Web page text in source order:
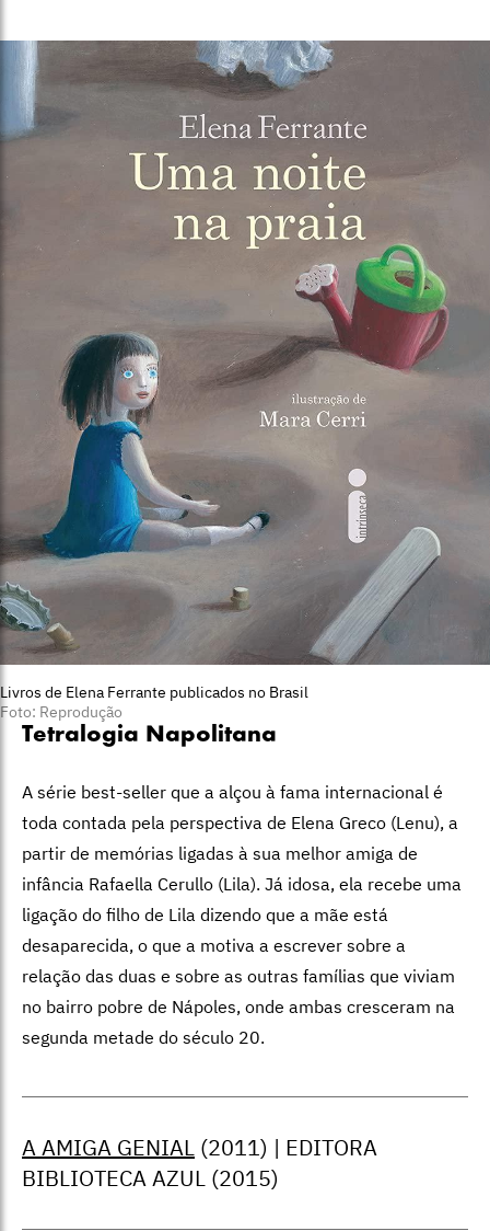
Livros de Elena Ferrante publicados no Brasil
Foto: Reprodução
Tetralogia Napolitana
A série best-seller que a alçou à fama internacional é
toda contada pela perspectiva de Elena Greco (Lenu), a
partir de memórias ligadas à sua melhor amiga de
infância Rafaella Cerullo (Lila). Já idosa, ela recebe uma
ligação do filho de Lila dizendo que a mãe está
desaparecida, o que a motiva a escrever sobre a
relação das duas e sobre as outras famílias que viviam
no bairro pobre de Nápoles, onde ambas cresceram na
segunda metade do século 20.
A AMIGA GENIAL (2011) | EDITORA
BIBLIOTECA AZUL (2015)